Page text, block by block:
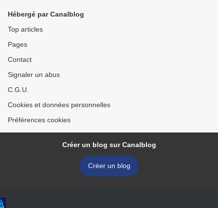
Hébergé par Canalblog
Top articles
Pages
Contact
Signaler un abus
C.G.U.
Cookies et données personnelles
Préférences cookies
Créer un blog sur Canalblog
Créer un blog